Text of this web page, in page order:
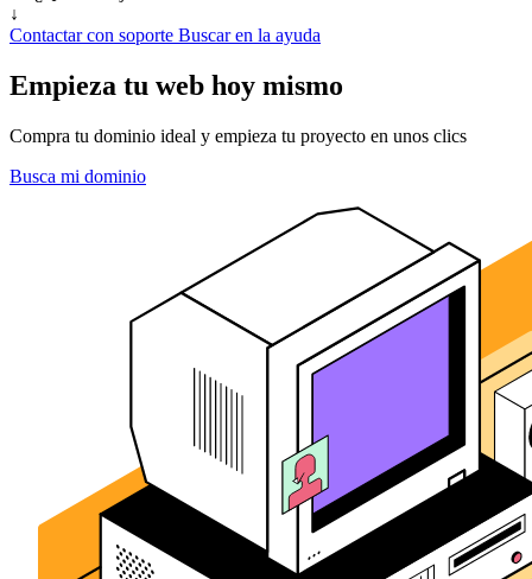
↓
Contactar con soporte Buscar en la ayuda
Empieza tu web hoy mismo
Compra tu dominio ideal y empieza tu proyecto en unos clics
Busca mi dominio